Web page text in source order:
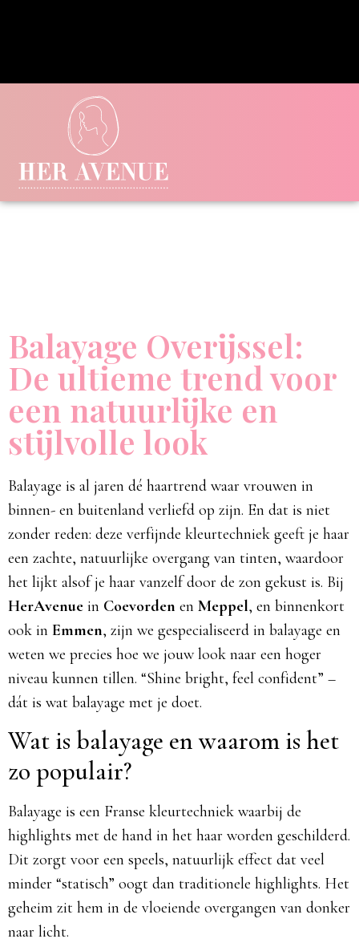
Balayage Overijssel:
De ultieme trend voor
een natuurlijke en
stijlvolle look
Balayage is al jaren dé haartrend waar vrouwen in
binnen- en buitenland verliefd op zijn. En dat is niet
zonder reden: deze verfijnde kleurtechniek geeft je haar
een zachte, natuurlijke overgang van tinten, waardoor
het lijkt alsof je haar vanzelf door de zon gekust is. Bij
HerAvenue in Coevorden en Meppel, en binnenkort
ook in Emmen, zijn we gespecialiseerd in balayage en
weten we precies hoe we jouw look naar een hoger
niveau kunnen tillen. “Shine bright, feel confident” –
dát is wat balayage met je doet.
Wat is balayage en waarom is het
zo populair?
Balayage is een Franse kleurtechniek waarbij de
highlights met de hand in het haar worden geschilderd.
Dit zorgt voor een speels, natuurlijk effect dat veel
minder “statisch” oogt dan traditionele highlights. Het
geheim zit hem in de vloeiende overgangen van donker
naar licht.